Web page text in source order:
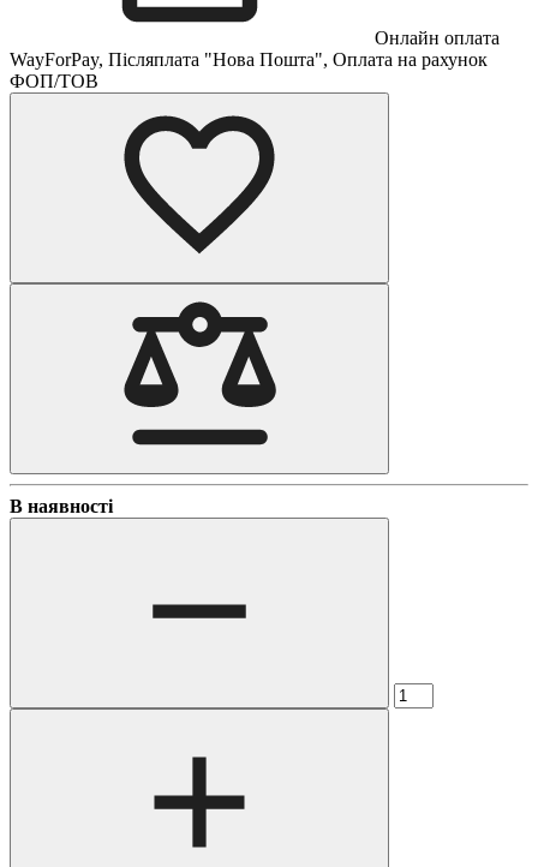
Онлайн оплата
WayForPay, Післяплата "Нова Пошта", Оплата на рахунок
ФОП/ТОВ
В наявності